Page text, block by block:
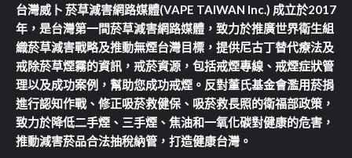
台灣威卜 菸草減害網路媒體(VAPE TAIWAN Inc.) 成立於2017
年，是台灣第一間菸草減害網路媒體，致力於推廣世界衛生組
織菸草減害戰略及推動無煙台灣目標，提供尼古丁替代療法及
戒除菸草煙霧的資訊，戒菸資源，包括戒煙專線、戒煙症狀管
理以及成功案例，幫助您成功戒煙。反對董氏基金會濫用菸捐
進行認知作戰、修正吸菸救健保、吸菸救長照的衛福部政策，
致力於降低二手煙、三手煙、焦油和一氧化碳對健康的危害，
推動減害菸品合法抽稅納管，打造健康台灣。